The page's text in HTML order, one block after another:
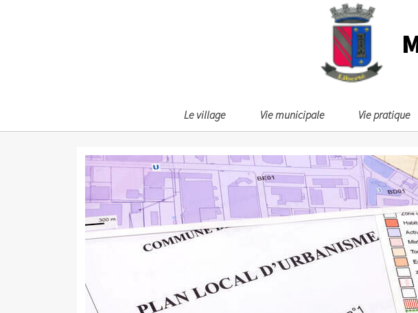
Le village Vie municipale Vie pratique